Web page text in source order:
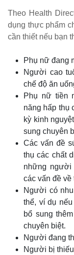
Theo Health
dụng thực phẩm
cần thiết nếu bạn
Phụ nữ đang
Người cao
chế độ ăn
Phụ nữ tiền
năng hấp thụ
kỳ kinh
sung chuyên
Các vấn đề
thụ các chất
những người
các vấn đề
Người có
thể, ví dụ
bổ sung
chuyên biệt.
Người đang
Người bị